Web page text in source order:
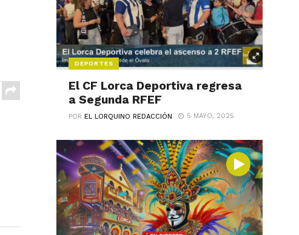
DEPORTES
El CF Lorca Deportiva regresa
a Segunda RFEF
POREL LORQUINO REDACCIÓN 5 MAYO, 2025